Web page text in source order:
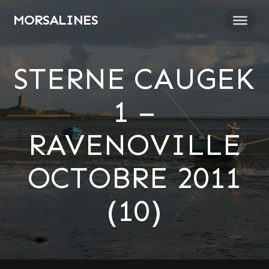
MORSALINES
STERNE CAUGEK
1 –
RAVENOVILLE
OCTOBRE 2011
(10)